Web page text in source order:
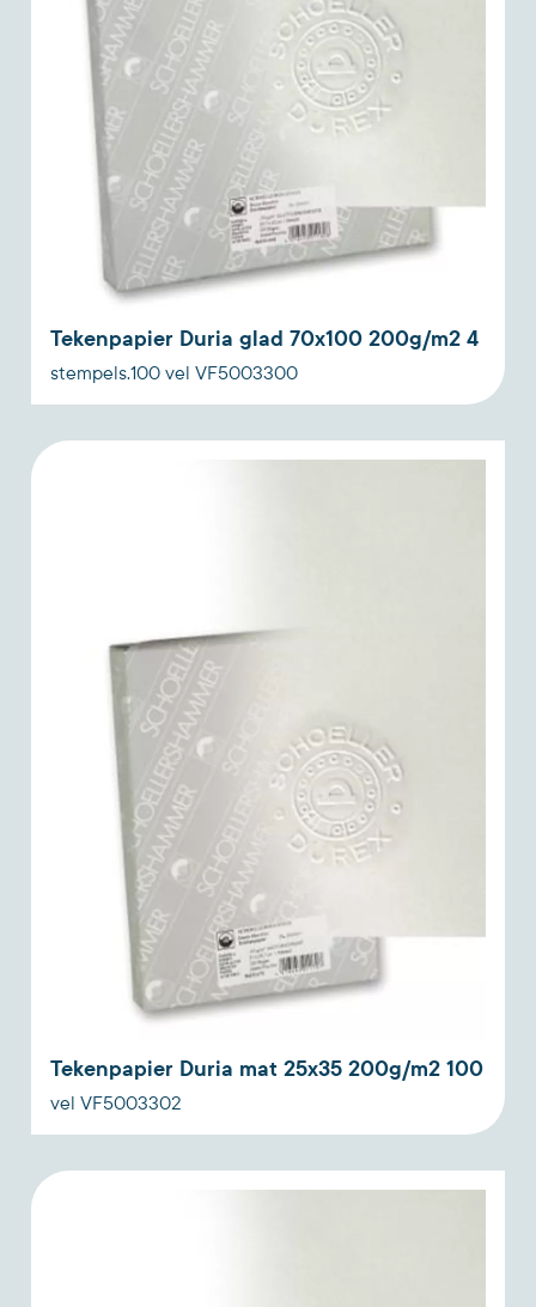
Tekenpapier Duria glad 70x100 200g/m2 4
stempels.100 vel VF5003300
Tekenpapier Duria mat 25x35 200g/m2 100
vel VF5003302